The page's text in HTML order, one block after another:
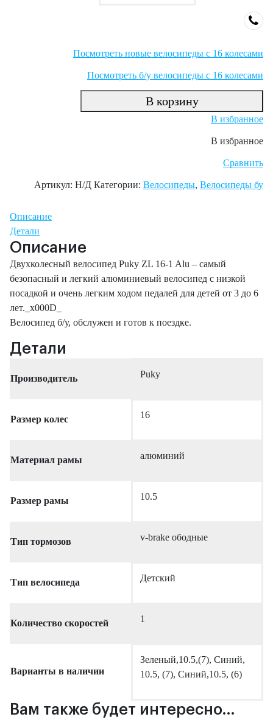
Посмотреть новые велосипеды с 16 колесами
Посмотреть б/у велосипеды с 16 колесами
В корзину
В избранное
В избранное
Сравнить
Артикул: Н/Д Категории: Велосипеды, Велосипеды бу
Описание
Детали
Описание
Двухколесный велосипед Puky ZL 16-1 Alu – самый
безопасный и легкий алюминиевый велосипед с низкой
посадкой и очень легким ходом педалей для детей от 3 до 6
лет._x000D_
Велосипед б/у, обслужен и готов к поездке.
Детали
Производитель Puky
Размер колес 16
Материал рамы алюминий
Размер рамы 10.5
Тип тормозов v-brake ободные
Тип велосипеда Детский
Количество скоростей 1
Варианты в наличии
Зеленый,10.5,(7), Синий,
10.5, (7), Синий,10.5, (6)
Вам также будет интересно…